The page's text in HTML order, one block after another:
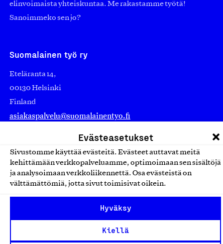
Evästeasetukset
Sivustomme käyttää evästeitä. Evästeet auttavat meitä
kehittämään verkkopalveluamme, optimoimaan sen sisältöjä
ja analysoimaan verkkoliikennettä. Osa evästeistä on
välttämättömiä, jotta sivut toimisivat oikein.
Hyväksy
Kiellä
elinvoimaista yhteiskuntaa. Me rakastamme työtä!
Sanoimmeko sen jo?
Suomalainen työ ry
Eteläranta 14,
00130 Helsinki
Finland
asiakaspalvelu@suomalainentyo.fi
Avainlippu